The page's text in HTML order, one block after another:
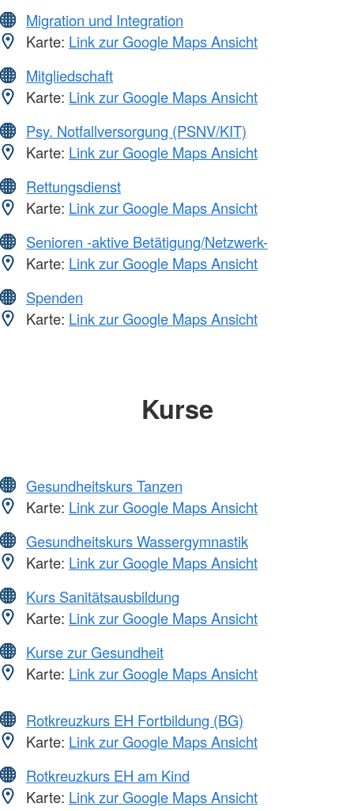
Migration und Integration
Karte: Link zur Google Maps Ansicht
Mitgliedschaft
Karte: Link zur Google Maps Ansicht
Psy. Notfallversorgung (PSNV/KIT)
Karte: Link zur Google Maps Ansicht
Rettungsdienst
Karte: Link zur Google Maps Ansicht
Senioren -aktive Betätigung/Netzwerk-
Karte: Link zur Google Maps Ansicht
Spenden
Karte: Link zur Google Maps Ansicht
Kurse
Gesundheitskurs Tanzen
Karte: Link zur Google Maps Ansicht
Gesundheitskurs Wassergymnastik
Karte: Link zur Google Maps Ansicht
Kurs Sanitätsausbildung
Karte: Link zur Google Maps Ansicht
Kurse zur Gesundheit
Karte: Link zur Google Maps Ansicht
Rotkreuzkurs EH Fortbildung (BG)
Karte: Link zur Google Maps Ansicht
Rotkreuzkurs EH am Kind
Karte: Link zur Google Maps Ansicht